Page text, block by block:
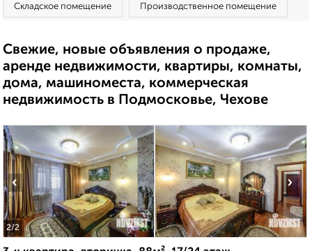
Складское помещение Производственное помещение
Свежие, новые объявления о продаже,
аренде недвижимости, квартиры, комнаты,
дома, машиноместа, коммерческая
недвижимость в Подмосковье, Чехове
2/2
‹ ›